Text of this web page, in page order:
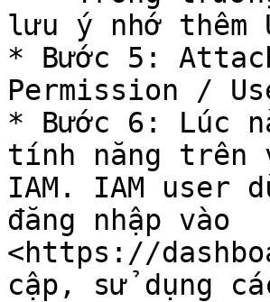
lưu ý nhớ thêm
* Bước 5:
Permission /
* Bước 6: Lúc
tính năng trên
IAM. IAM user
đăng nhập vào
<https://
cập, sử dụng